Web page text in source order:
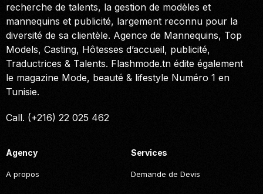
recherche de talents, la gestion de modèles et
mannequins et publicité, largement reconnu pour la
diversité de sa clientèle. Agence de Mannequins, Top
Models, Casting, Hôtesses d’accueil, publicité,
Traductrices & Talents. Flashmode.tn édite également
le magazine Mode, beauté & lifestyle Numéro 1 en
Tunisie.
Call. (+216) 22 025 462
Agency
A propos
Services
Demande de Devis